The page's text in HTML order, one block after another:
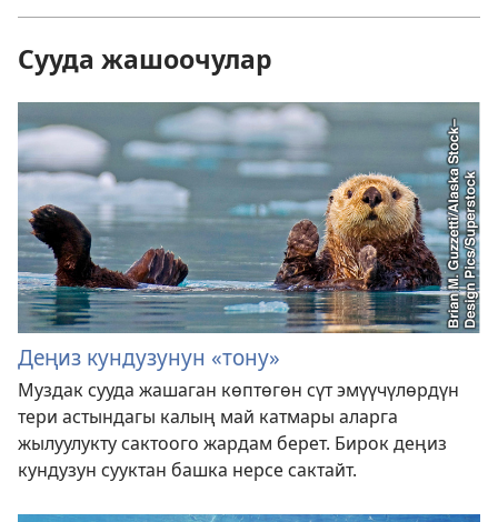
Сууда жашоочулар
Деңиз кундузунун «тону»
Муздак сууда жашаган көптөгөн сүт эмүүчүлөрдүн
тери астындагы калың май катмары аларга
жылуулукту сактоого жардам берет. Бирок деңиз
кундузун сууктан башка нерсе сактайт.